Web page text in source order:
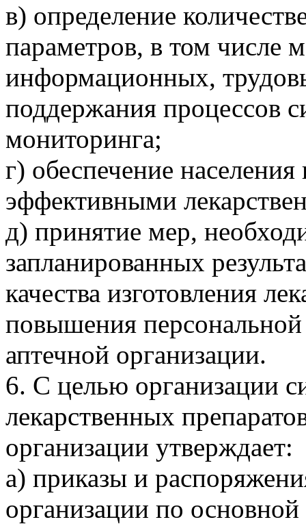
в) определение
параметров, в том числе
информационных,
поддержания процессов
мониторинга;
г) обеспечение
эффективными
д) принятие мер,
запланированных
качества изготовления
повышения персональной
аптечной организации.
6. С целью организации
лекарственных
организации утверждает:
а) приказы и
организации по основной